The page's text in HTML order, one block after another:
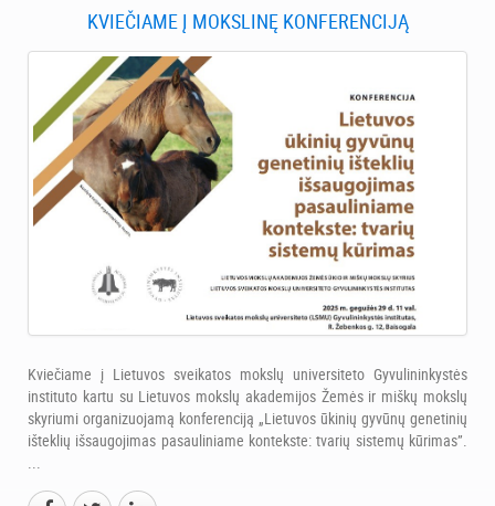
KVIEČIAME Į MOKSLINĘ KONFERENCIJĄ
Kviečiame į Lietuvos sveikatos mokslų universiteto Gyvulininkystės
instituto kartu su Lietuvos mokslų akademijos Žemės ir miškų mokslų
skyriumi organizuojamą konferenciją „Lietuvos ūkinių gyvūnų genetinių
išteklių išsaugojimas pasauliniame kontekste: tvarių sistemų kūrimas”.